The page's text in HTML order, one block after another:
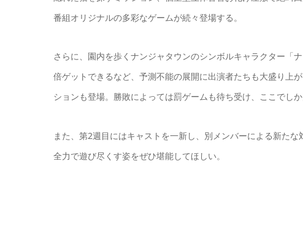
番組オリジナルの多彩なゲームが続々登場する。
さらに、園内を歩くナンジャタウンのシンボルキャラクター「
倍ゲットできるなど、予測不能の展開に出演者たちも大盛り上
ションも登場。勝敗によっては罰ゲームも待ち受け、ここでし
また、第2週目にはキャストを一新し、別メンバーによる新た
全力で遊び尽くす姿をぜひ堪能してほしい。